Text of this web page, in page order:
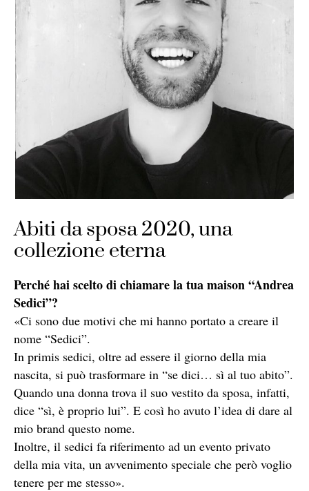
Abiti da sposa 2020, una
collezione eterna
Perché hai scelto di chiamare la tua maison “Andrea
Sedici”?
«Ci sono due motivi che mi hanno portato a creare il
nome “Sedici”.
In primis sedici, oltre ad essere il giorno della mia
nascita, si può trasformare in “se dici… sì al tuo abito”.
Quando una donna trova il suo vestito da sposa, infatti,
dice “sì, è proprio lui”. E così ho avuto l’idea di dare al
mio brand questo nome.
Inoltre, il sedici fa riferimento ad un evento privato
della mia vita, un avvenimento speciale che però voglio
tenere per me stesso».